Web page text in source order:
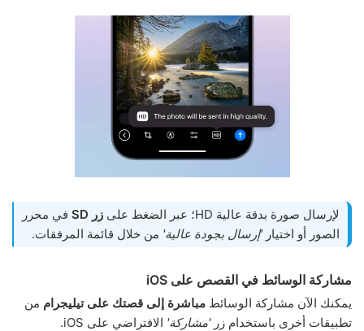
لإرسال صورة بدقة عالية HD؛ عبر الضغط على زر SD
في محرر
الصور أو اختيار'إرسال بجودة عالية' من خلال قائمة المرفقات.
مشاركة الوسائط في القصص على iOS
يمكنك الآن مشاركة الوسائط مباشرة إلى قصتك على تيليجرام من
تطبيقات أخرى باستخدام زر'مشاركة' الافتراضي على iOS.